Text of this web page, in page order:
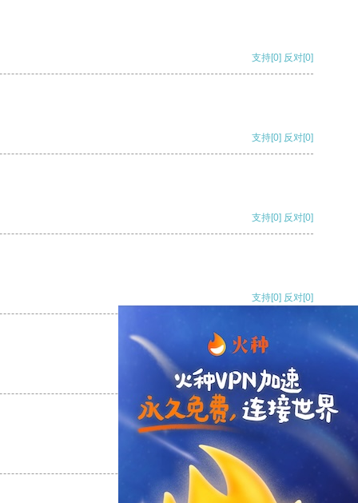
支持[0] 反对[0]
支持[0] 反对[0]
支持[0] 反对[0]
支持[0] 反对[0]
支持[0] 反对
支持